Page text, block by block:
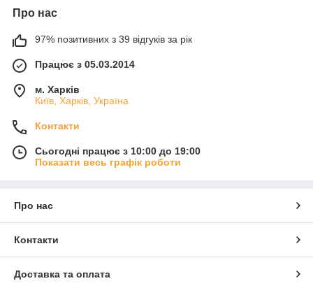
Про нас
97% позитивних з 39 відгуків за рік
Працює з 05.03.2014
м. Харків
Київ, Харків, Україна
Контакти
Сьогодні працює з 10:00 до 19:00
Показати весь графік роботи
Про нас
Контакти
Доставка та оплата